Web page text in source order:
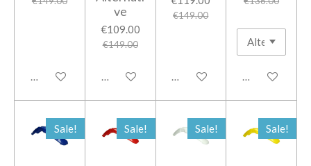
Notify me when available
ve
€109.00
€149.00
Add to cart
€149.00
Add to cart Add to cart
Sale! Sale! Sale! Sale!